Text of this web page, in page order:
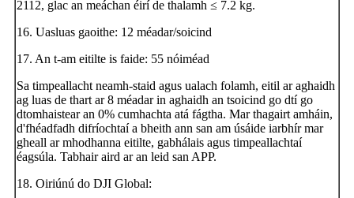
2112, glac an meáchan éirí de thalamh ≤ 7.2 kg.
16. Uasluas gaoithe: 12 méadar/soicind
17. An t-am eitilte is faide: 55 nóiméad
Sa timpeallacht neamh-staid agus ualach folamh, eitil ar aghaidh
ag luas de thart ar 8 méadar in aghaidh an tsoicind go dtí go
dtomhaistear an 0% cumhachta atá fágtha. Mar thagairt amháin,
d'fhéadfadh difríochtaí a bheith ann san am úsáide iarbhír mar
gheall ar mhodhanna eitilte, gabhálais agus timpeallachtaí
éagsúla. Tabhair aird ar an leid san APP.
18. Oiriúnú do DJI Global: